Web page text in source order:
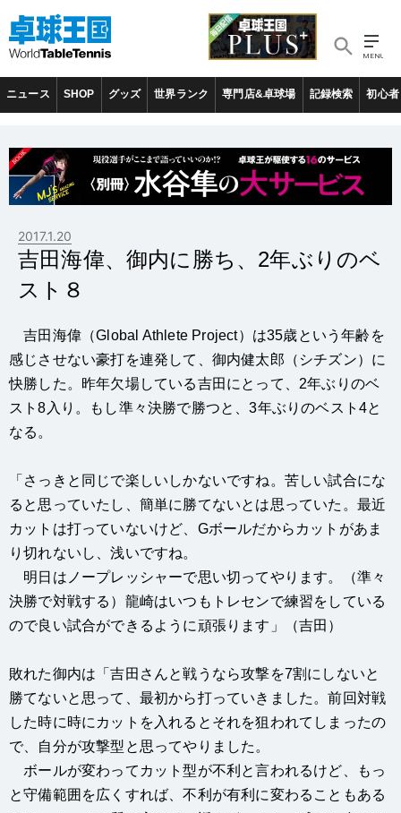
ニュース SHOP グッズ 世界ランク 専門店&卓球場 記録検索 初心者
2017.1.20
吉田海偉、御内に勝ち、2年ぶりのベ
スト８
吉田海偉（Global Athlete Project）は35歳という年齢を
感じさせない豪打を連発して、御内健太郎（シチズン）に
快勝した。昨年欠場している吉田にとって、2年ぶりのベ
スト8入り。もし準々決勝で勝つと、3年ぶりのベスト4と
なる。
「さっきと同じで楽しいしかないですね。苦しい試合にな
ると思っていたし、簡単に勝てないとは思っていた。最近
カットは打っていないけど、Gボールだからカットがあま
り切れないし、浅いですね。
明日はノープレッシャーで思い切ってやります。（準々
決勝で対戦する）龍崎はいつもトレセンで練習をしている
ので良い試合ができるように頑張ります」（吉田）
敗れた御内は「吉田さんと戦うなら攻撃を7割にしないと
勝てないと思って、最初から打っていきました。前回対戦
した時に時にカットを入れるとそれを狙われてしまったの
で、自分が攻撃型と思ってやりました。
ボールが変わってカット型が不利と言われるけど、もっ
と守備範囲を広くすれば、不利が有利に変わることもある